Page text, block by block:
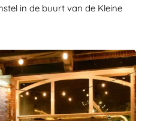
in de buurt van de Kleine